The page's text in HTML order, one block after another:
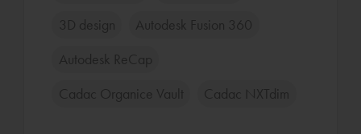
3D design Autodesk Fusion 360
Autodesk ReCap
Cadac Organice Vault Cadac NXTdim